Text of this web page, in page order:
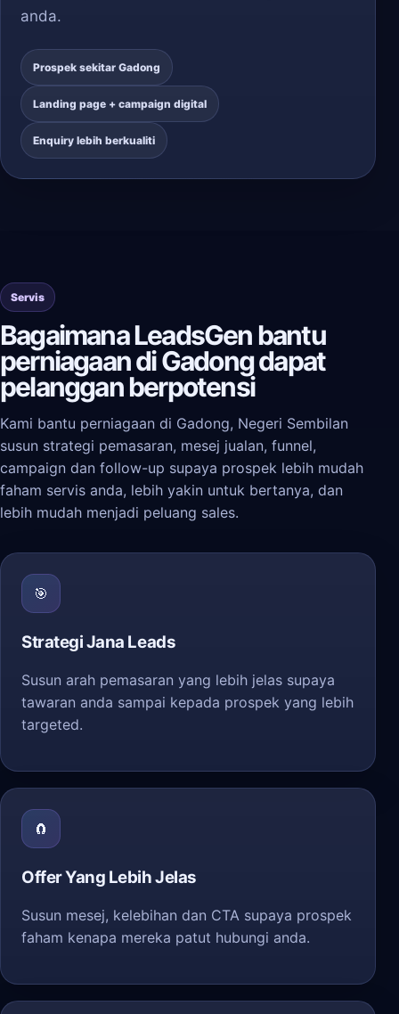
anda.
Prospek sekitar Gadong
Landing page + campaign digital
Enquiry lebih berkualiti
Servis
Bagaimana LeadsGen bantu
perniagaan di Gadong dapat
pelanggan berpotensi
Kami bantu perniagaan di Gadong, Negeri Sembilan
susun strategi pemasaran, mesej jualan, funnel,
campaign dan follow-up supaya prospek lebih mudah
faham servis anda, lebih yakin untuk bertanya, dan
lebih mudah menjadi peluang sales.
🎯
Strategi Jana Leads
Susun arah pemasaran yang lebih jelas supaya
tawaran anda sampai kepada prospek yang lebih
targeted.
🧲
Offer Yang Lebih Jelas
Susun mesej, kelebihan dan CTA supaya prospek
faham kenapa mereka patut hubungi anda.